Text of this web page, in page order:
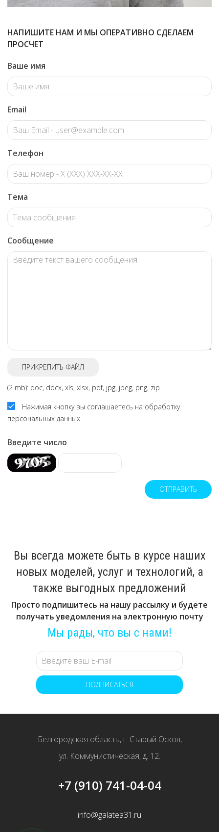
НАПИШИТЕ НАМ И МЫ ОПЕРАТИВНО СДЕЛАЕМ
ПРОСЧЕТ
Ваше имя
Email
Телефон
Тема
Сообщение
ПРИКРЕПИТЬ ФАЙЛ
(2 mb): doc, docx, xls, xlsx, pdf, jpg, jpeg, png, zip
Нажимая кнопку вы соглашаетесь на обработку
персональных данных.
Введите число
ОТПРАВИТЬ
Вы всегда можете быть в курсе наших
новых моделей, услуг и технологий, а
также выгодных предложений
Просто подпишитесь на нашу рассылку и будете
получать уведомления на электронную почту
Мы рады, что вы с нами!
ПОДПИСАТЬСЯ
Белгородская область, г. Старый Оскол,
ул. Коммунистическая, д. 12.
+7 (910) 741-04-04
info@galatea31.ru